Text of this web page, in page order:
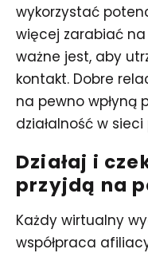
wykorzystać
więcej zarabiać
ważne jest, aby
kontakt. Dobre
na pewno wpłyną
działalność w
Działaj i
przyjdą na
Każdy wirtualny
współpraca